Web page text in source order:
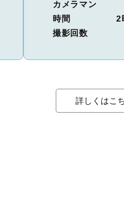
カメラマン
時間
2
撮影回数
詳しくはこ